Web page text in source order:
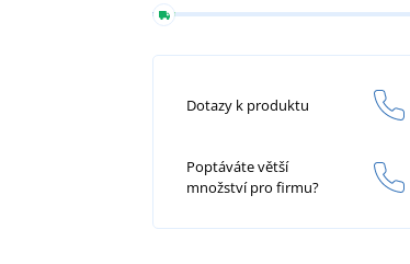
Dotazy k produktu
Poptáváte větší
množství pro firmu?